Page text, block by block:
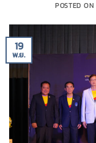
POSTED ON
19
พ.ย.